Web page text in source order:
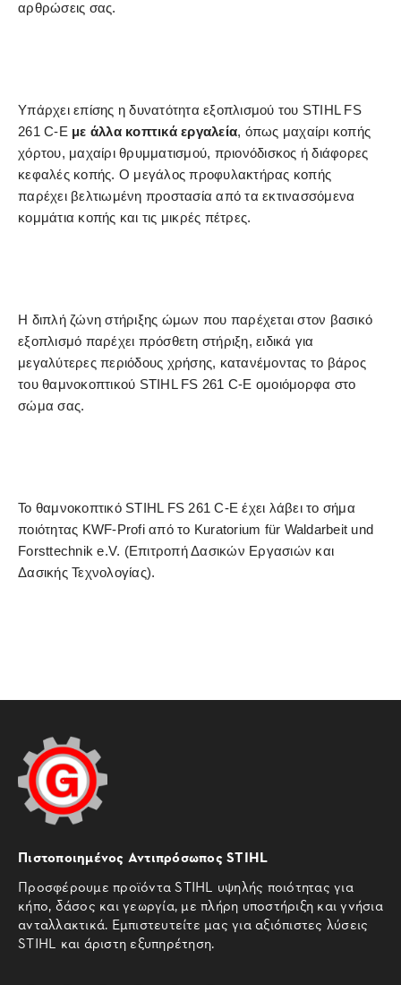
αρθρώσεις σας.
Υπάρχει επίσης η δυνατότητα εξοπλισμού του STIHL FS
261 C-E με άλλα κοπτικά εργαλεία, όπως μαχαίρι κοπής
χόρτου, μαχαίρι θρυμματισμού, πριονόδισκος ή διάφορες
κεφαλές κοπής. Ο μεγάλος προφυλακτήρας κοπής
παρέχει βελτιωμένη προστασία από τα εκτινασσόμενα
κομμάτια κοπής και τις μικρές πέτρες.
Η διπλή ζώνη στήριξης ώμων που παρέχεται στον βασικό
εξοπλισμό παρέχει πρόσθετη στήριξη, ειδικά για
μεγαλύτερες περιόδους χρήσης, κατανέμοντας το βάρος
του θαμνοκοπτικού STIHL FS 261 C-E ομοιόμορφα στο
σώμα σας.
Το θαμνοκοπτικό STIHL FS 261 C-E έχει λάβει το σήμα
ποιότητας KWF-Profi από το Kuratorium für Waldarbeit und
Forsttechnik e.V. (Επιτροπή Δασικών Εργασιών και
Δασικής Τεχνολογίας).
Πιστοποιημένος Αντιπρόσωπος STIHL
Προσφέρουμε προϊόντα STIHL υψηλής ποιότητας για
κήπο, δάσος και γεωργία, με πλήρη υποστήριξη και γνήσια
ανταλλακτικά. Εμπιστευτείτε μας για αξιόπιστες λύσεις
STIHL και άριστη εξυπηρέτηση.